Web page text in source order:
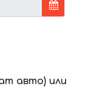
авто) или